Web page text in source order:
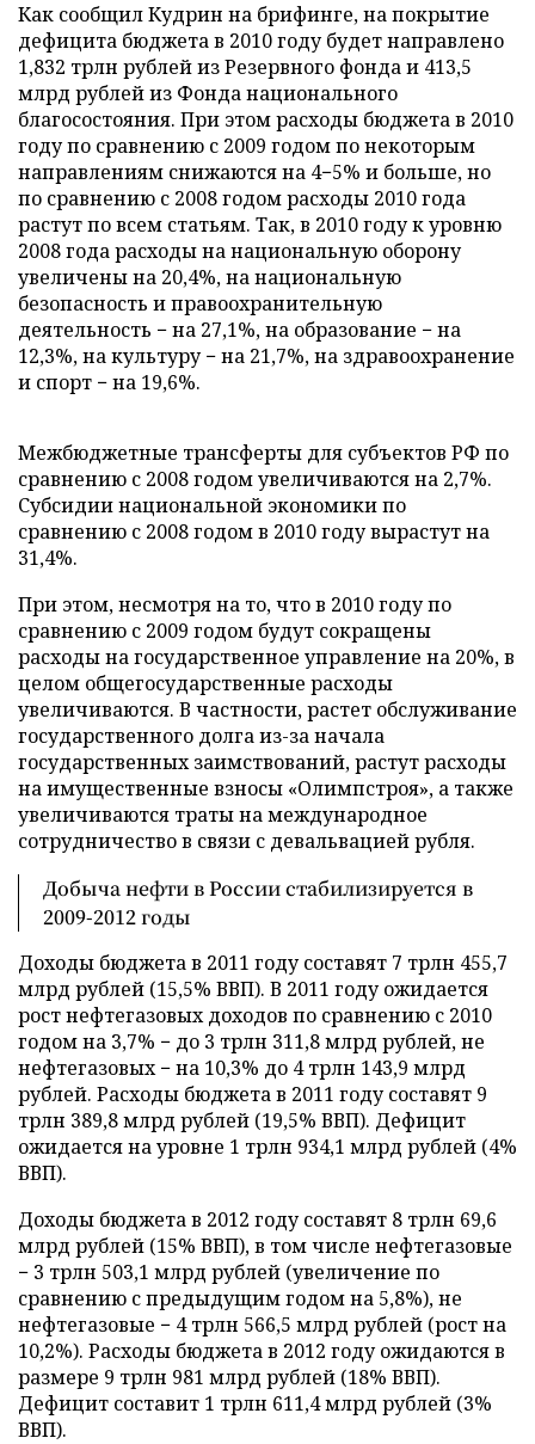
Как сообщил Кудрин на брифинге, на покрытие
дефицита бюджета в 2010 году будет направлено
1,832 трлн рублей из Резервного фонда и 413,5
млрд рублей из Фонда национального
благосостояния. При этом расходы бюджета в 2010
году по сравнению с 2009 годом по некоторым
направлениям снижаются на 4−5% и больше, но
по сравнению с 2008 годом расходы 2010 года
растут по всем статьям. Так, в 2010 году к уровню
2008 года расходы на национальную оборону
увеличены на 20,4%, на национальную
безопасность и правоохранительную
деятельность − на 27,1%, на образование − на
12,3%, на культуру − на 21,7%, на здравоохранение
и спорт − на 19,6%.
Межбюджетные трансферты для субъектов РФ по
сравнению с 2008 годом увеличиваются на 2,7%.
Субсидии национальной экономики по
сравнению с 2008 годом в 2010 году вырастут на
31,4%.
При этом, несмотря на то, что в 2010 году по
сравнению с 2009 годом будут сокращены
расходы на государственное управление на 20%, в
целом общегосударственные расходы
увеличиваются. В частности, растет обслуживание
государственного долга из-за начала
государственных заимствований, растут расходы
на имущественные взносы «Олимпстроя», а также
увеличиваются траты на международное
сотрудничество в связи с девальвацией рубля.
Добыча нефти в России стабилизируется в
2009-2012 годы
Доходы бюджета в 2011 году составят 7 трлн 455,7
млрд рублей (15,5% ВВП). В 2011 году ожидается
рост нефтегазовых доходов по сравнению с 2010
годом на 3,7% − до 3 трлн 311,8 млрд рублей, не
нефтегазовых − на 10,3% до 4 трлн 143,9 млрд
рублей. Расходы бюджета в 2011 году составят 9
трлн 389,8 млрд рублей (19,5% ВВП). Дефицит
ожидается на уровне 1 трлн 934,1 млрд рублей (4%
ВВП).
Доходы бюджета в 2012 году составят 8 трлн 69,6
млрд рублей (15% ВВП), в том числе нефтегазовые
− 3 трлн 503,1 млрд рублей (увеличение по
сравнению с предыдущим годом на 5,8%), не
нефтегазовые − 4 трлн 566,5 млрд рублей (рост на
10,2%). Расходы бюджета в 2012 году ожидаются в
размере 9 трлн 981 млрд рублей (18% ВВП).
Дефицит составит 1 трлн 611,4 млрд рублей (3%
ВВП).